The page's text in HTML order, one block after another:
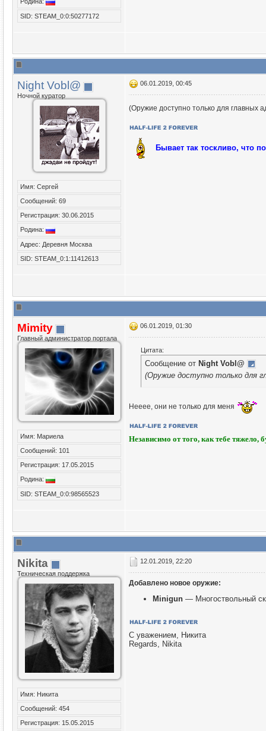
SID: STEAM_0:0:50277172
Night Vobl@
Ночной куратор
Имя: Сергей
Сообщений: 69
Регистрация: 30.06.2015
Родина:
Адрес: Деревня Москва
SID: STEAM_0:1:11412613
06.01.2019, 00:45
(Оружие доступно только для главных
Бывает так тоскливо, что
Mimity
Главный администратор портала
Имя: Мариела
Сообщений: 101
Регистрация: 17.05.2015
Родина:
SID: STEAM_0:0:98565523
06.01.2019, 01:30
Цитата:
Сообщение от Night Vobl@
(Оружие доступно только для
Нееее, они не только для меня
Независимо от того, как тебе тяжело,
Nikita
Техническая поддержка
Имя: Никита
Сообщений: 454
Регистрация: 15.05.2015
12.01.2019, 22:20
Добавлено новое оружие:
Minigun — Многоствольный
С уважением, Никита
Regards, Nikita